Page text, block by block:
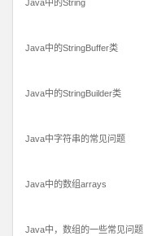
Java中的String
Java中的StringBuffer类
Java中的StringBuilder类
Java中字符串的常见问题
Java中的数组arrays
Java中，数组的一些常见问题